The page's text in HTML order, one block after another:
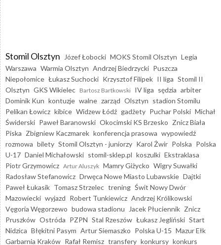
Stomil Olsztyn Józef Łobocki MOKS Stomil Olsztyn Legia
Warszawa Warmia Olsztyn Andrzej Biedrzycki Puszcza
Niepołomice Łukasz Suchocki Krzysztof Filipek II liga Stomil II
Olsztyn GKS Wikielec Bartosz Bartkowski IV liga sędzia arbiter
Dominik Kun kontuzje walne zarząd Olsztyn stadion Stomilu
Pelikan Łowicz kibice Widzew Łódź gadżety Puchar Polski Michał
Świderski Paweł Baranowski Okocimski KS Brzesko Znicz Biała
Piska Zbigniew Kaczmarek konferencja prasowa wypowiedź
rozmowa bilety Stomil Olsztyn - juniorzy Karol Żwir Polska Polska
U-17 Daniel Michałowski stomil-sklep.pl koszulki Ekstraklasa
Piotr Grzymowicz Artur Aluszyk Mamry Giżycko Wigry Suwałki
Radosław Stefanowicz Drwęca Nowe Miasto Lubawskie Dajtki
Paweł Łukasik Tomasz Strzelec trening Świt Nowy Dwór
Mazowiecki wyjazd Robert Tunkiewicz Andrzej Królikowski
Vęgoria Węgorzewo budowa stadionu Jacek Płuciennik Znicz
Pruszków Ostróda PZPN Stal Rzeszów Łukasz Jegliński Start
Nidzica Błękitni Pasym Artur Siemaszko Polska U-15 Mazur Ełk
Garbarnia Kraków Rafał Remisz transfery konkursy konkurs